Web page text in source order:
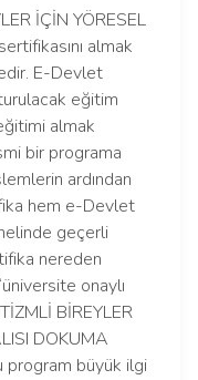
İÇİN YÖRESEL
almak
E-Devlet
eğitim
almak
bir programa
ardından
hem e-Devlet
geçerli
nereden
onaylı
BİREYLER
DOKUMA
program büyük ilgi